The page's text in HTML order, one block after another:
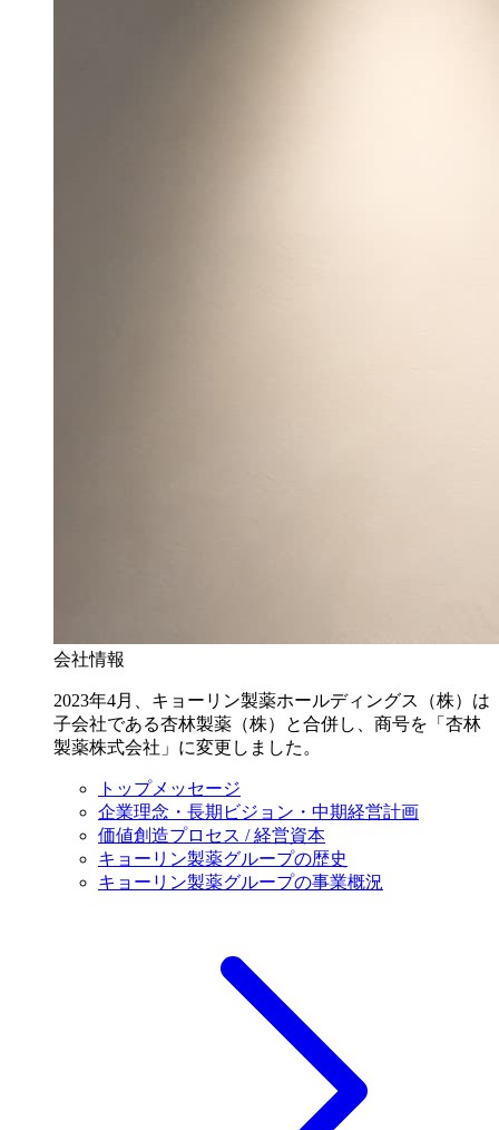
会社情報
2023年4月、キョーリン製薬ホールディングス（株）は
子会社である杏林製薬（株）と合併し、商号を「杏林
製薬株式会社」に変更しました。
トップメッセージ
企業理念・長期ビジョン・中期経営計画
価値創造プロセス / 経営資本
キョーリン製薬グループの歴史
キョーリン製薬グループの事業概況